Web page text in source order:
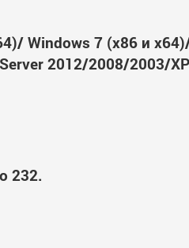
Windows 7 (x86 и
2012/2008/2003/
232.